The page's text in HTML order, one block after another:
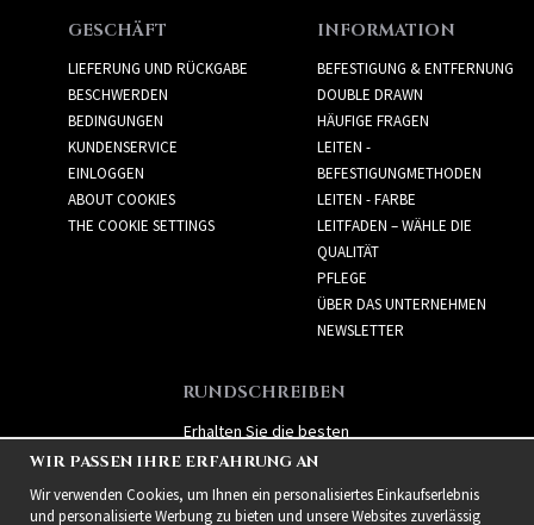
GESCHÄFT
LIEFERUNG UND RÜCKGABE
BESCHWERDEN
BEDINGUNGEN
KUNDENSERVICE
EINLOGGEN
ABOUT COOKIES
THE COOKIE SETTINGS
INFORMATION
BEFESTIGUNG & ENTFERNUNG
DOUBLE DRAWN
HÄUFIGE FRAGEN
LEITEN -
BEFESTIGUNGMETHODEN
LEITEN - FARBE
LEITFADEN – WÄHLE DIE
QUALITÄT
PFLEGE
ÜBER DAS UNTERNEHMEN
NEWSLETTER
RUNDSCHREIBEN
Erhalten Sie die besten
Angebote und spannende
neue Produkte!
WIR PASSEN IHRE ERFAHRUNG AN
Wir verwenden Cookies, um Ihnen ein personalisiertes Einkaufserlebnis
und personalisierte Werbung zu bieten und unsere Websites zuverlässig